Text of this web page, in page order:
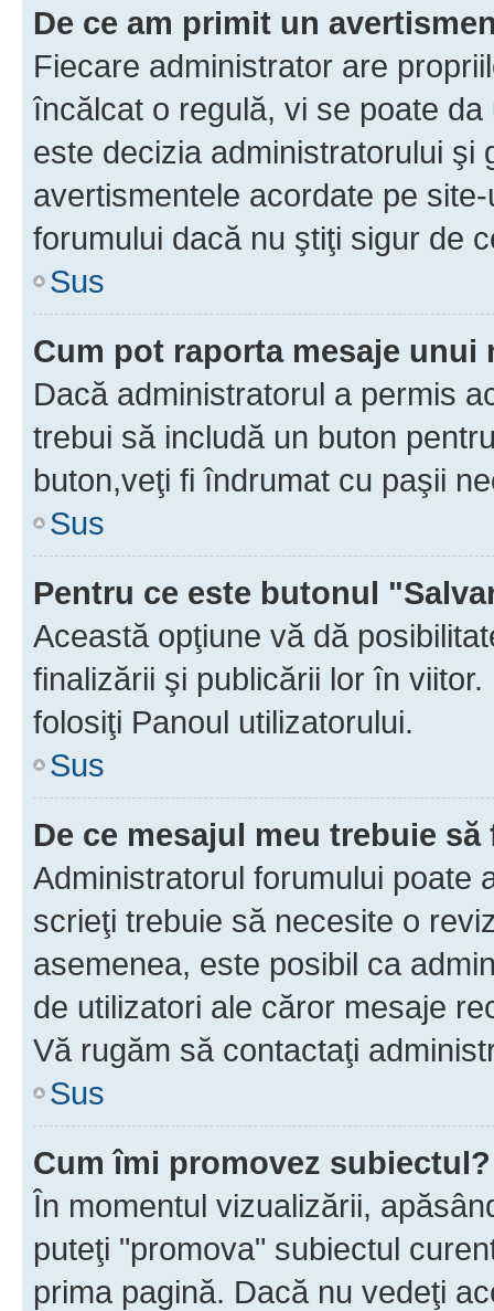
De ce am primit un
Fiecare administrator are
încălcat o regulă, vi se poate
este decizia administratorului şi
avertismentele acordate pe
forumului dacă nu ştiţi sigur de
Sus
Cum pot raporta mesaje unui
Dacă administratorul a permis
trebui să includă un buton
buton,veţi fi îndrumat cu paşii
Sus
Pentru ce este butonul
Această opţiune vă dă
finalizării şi publicării lor în
folosiţi Panoul utilizatorului.
Sus
De ce mesajul meu trebuie
Administratorul forumului poate
scrieţi trebuie să necesite o
asemenea, este posibil ca
de utilizatori ale căror mesaje
Vă rugăm să contactaţi
Sus
Cum îmi promovez subiectul?
În momentul vizualizării,
puteţi "promova" subiectul
prima pagină. Dacă nu vedeţi